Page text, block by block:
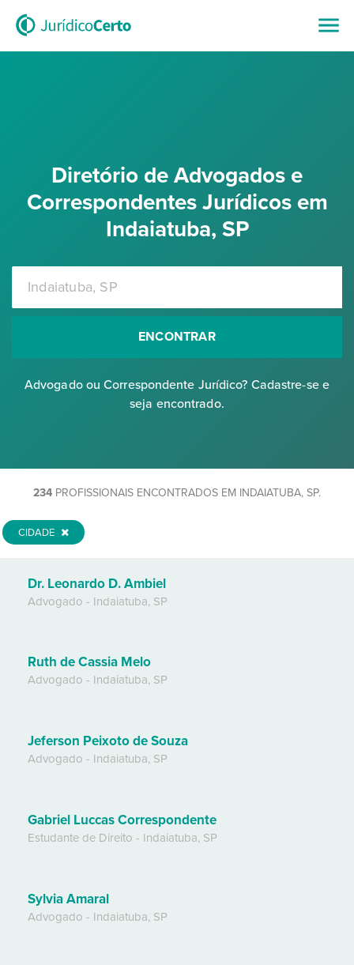
Diretório de Advogados e
Correspondentes Jurídicos em
Indaiatuba, SP
ENCONTRAR
Advogado ou Correspondente Jurídico? Cadastre-se e
seja encontrado.
234 PROFISSIONAIS ENCONTRADOS EM INDAIATUBA, SP.
CIDADE
Dr. Leonardo D. Ambiel
Advogado - Indaiatuba, SP
Ruth de Cassia Melo
Advogado - Indaiatuba, SP
Jeferson Peixoto de Souza
Advogado - Indaiatuba, SP
Gabriel Luccas Correspondente
Estudante de Direito - Indaiatuba, SP
Sylvia Amaral
Advogado - Indaiatuba, SP